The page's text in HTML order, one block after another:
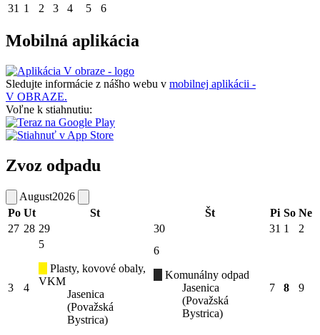
31 1 2 3 4 5 6
Mobilná aplikácia
Sledujte informácie z nášho webu v mobilnej aplikácii -
V OBRAZE.
Voľne k stiahnutiu:
Zvoz odpadu
August2026
Po Ut St Št Pi So Ne
27 28 29 30 31 1 2
3 4
5
Plasty, kovové obaly,
VKM
Jasenica
(Považská
Bystrica)
6
Komunálny odpad
Jasenica
(Považská
Bystrica)
7 8 9